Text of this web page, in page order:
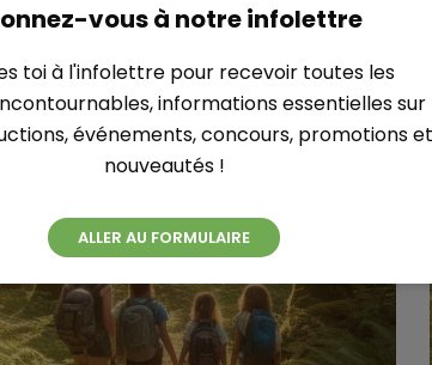
articles
vous à notre infolettre
toi à l'infolettre pour recevoir toutes les
informations essentielles sur
événements, concours, promotions et
nouveautés !
ALLER AU FORMULAIRE